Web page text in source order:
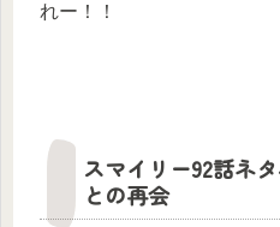
れー！！
スマイリー92話ネ
との再会